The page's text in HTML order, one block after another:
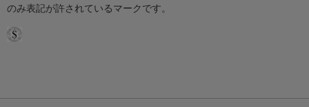
のみ表記が許されているマークです。